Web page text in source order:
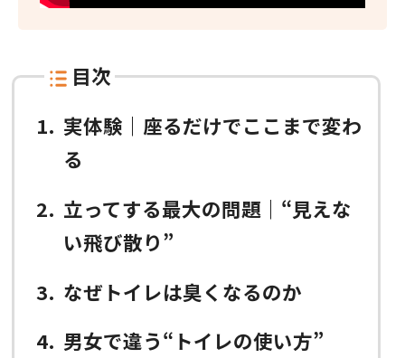
目次
1
実体験｜座るだけでここまで変わ
る
2
立ってする最大の問題｜“見えな
い飛び散り”
3
なぜトイレは臭くなるのか
4 男女で違う“トイレの使い方”